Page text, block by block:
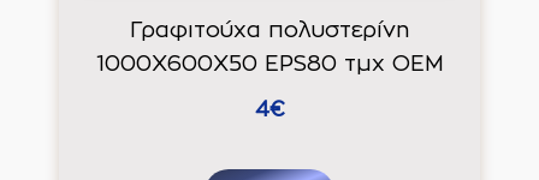
Γραφιτούχα πολυστερίνη
1000Χ600Χ50 EPS80 τμχ ΟΕΜ
4€